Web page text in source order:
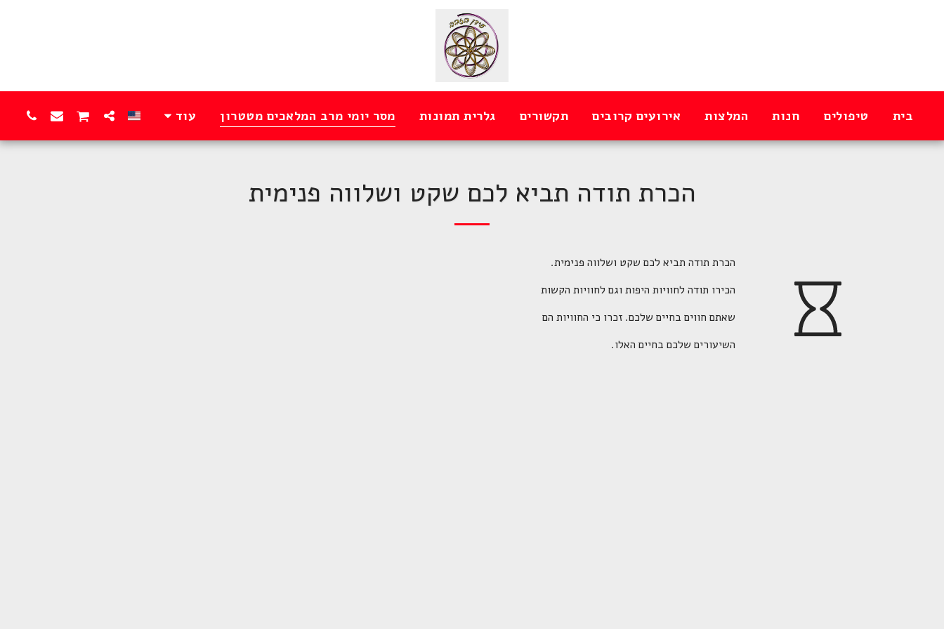
בית טיפולים חנות המלצות אירועים קרובים תקשורים גלרית תמונות מסר יומי מרב המלאכים מטטרון עוד
הכרת תודה תביא לכם שקט ושלווה פנימית
הכרת תודה תביא לכם שקט ושלווה פנימית.
הכירו תודה לחוויות היפות וגם לחוויות הקשות
שאתם חווים בחיים שלכם. זכרו כי החוויות הם
השיעורים שלכם בחיים האלו.